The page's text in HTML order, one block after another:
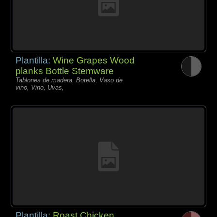
Plantilla:Wine Grapes Wood
planks Bottle Stemware
Tablones de madera, Botella, Vaso de
vino, Vino, Uvas,